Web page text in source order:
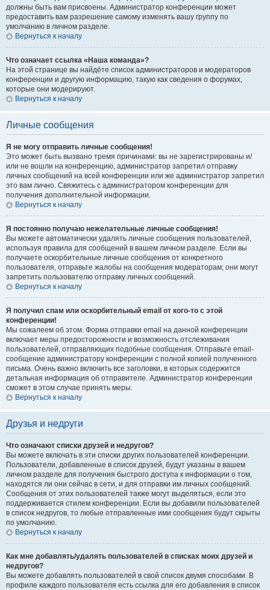
должны быть вам присвоены. Администратор конференции может
предоставить вам разрешение самому изменять вашу группу по
умолчанию в личном разделе.
Вернуться к началу
Что означает ссылка «Наша команда»?
На этой странице вы найдёте список администраторов и модераторов
конференции и другую информацию, такую как сведения о форумах,
которые они модерируют.
Вернуться к началу
Личные сообщения
Я не могу отправить личные сообщения!
Это может быть вызвано тремя причинами: вы не зарегистрированы и/
или не вошли на конференцию, администратор запретил отправку
личных сообщений на всей конференции или же администратор запретил
это вам лично. Свяжитесь с администратором конференции для
получения дополнительной информации.
Вернуться к началу
Я постоянно получаю нежелательные личные сообщения!
Вы можете автоматически удалять личные сообщения пользователей,
используя правила для сообщений в вашем личном разделе. Если вы
получаете оскорбительные личные сообщения от конкретного
пользователя, отправьте жалобы на сообщения модераторам; они могут
запретить пользователю отправку личных сообщений.
Вернуться к началу
Я получил спам или оскорбительный email от кого-то с этой
конференции!
Мы сожалеем об этом. Форма отправки email на данной конференции
включает меры предосторожности и возможность отслеживания
пользователей, отправляющих подобные сообщения. Отправьте email-
сообщение администратору конференции с полной копией полученного
письма. Очень важно включить все заголовки, в которых содержится
детальная информация об отправителе. Администратор конференции
сможет в этом случае принять меры.
Вернуться к началу
Друзья и недруги
Что означают списки друзей и недругов?
Вы можете включать в эти списки других пользователей конференции.
Пользователи, добавленные в список друзей, будут указаны в вашем
личном разделе для получения быстрого доступа к информации о том,
находятся ли они сейчас в сети, и для отправки им личных сообщений.
Сообщения от этих пользователей также могут выделяться, если это
поддерживается стилем конференции. Если вы добавили пользователей
в список недругов, то любые отправленные ими сообщения будут скрыты
по умолчанию.
Вернуться к началу
Как мне добавлять/удалять пользователей в списках моих друзей и
недругов?
Вы можете добавлять пользователей в свой список двумя способами. В
профиле каждого пользователя есть ссылка для его добавления в список